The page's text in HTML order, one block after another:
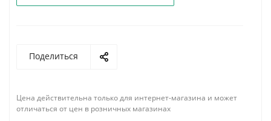
Поделиться
Цена действительна только для интернет-магазина и может
отличаться от цен в розничных магазинах